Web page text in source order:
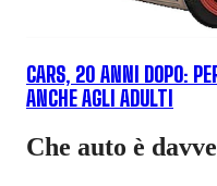
CARS, 20 ANNI DOPO:
ANCHE AGLI ADULTI
Che auto è